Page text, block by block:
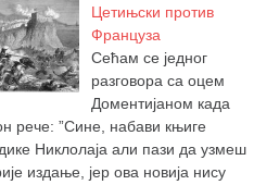
Цетињски против
Француза
Сећам се једног
разговора са оцем
Доментијаном када
рече: ”Сине, набави књиге
Никлолаја али пази да узмеш
издање, јер ова новија нису